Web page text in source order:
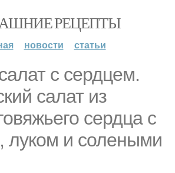
РЕЦЕПТЫ
новости статьи
с сердцем.
салат из
сердца с
луком и солеными